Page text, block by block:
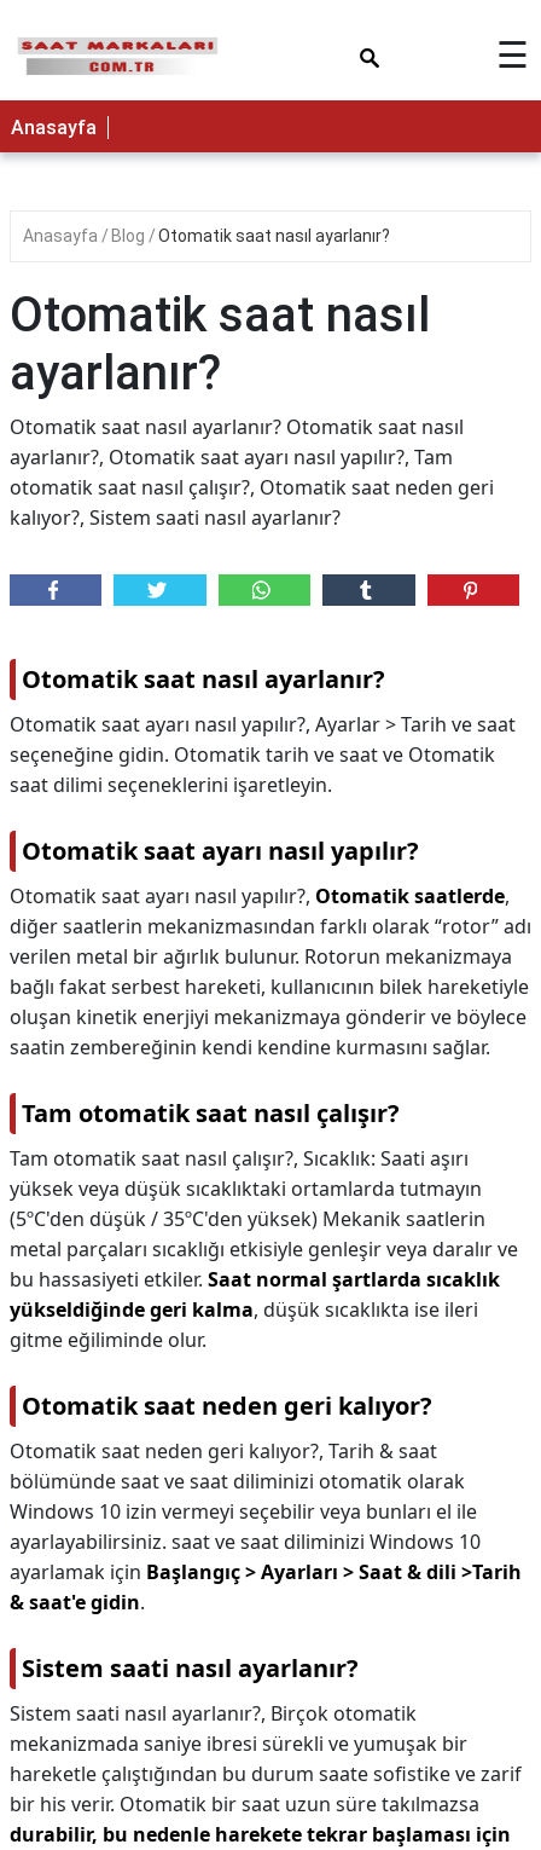
☰
Anasayfa
Anasayfa Blog Otomatik saat nasıl ayarlanır?
Otomatik saat nasıl
ayarlanır?
Otomatik saat nasıl ayarlanır? Otomatik saat nasıl
ayarlanır?, Otomatik saat ayarı nasıl yapılır?, Tam
otomatik saat nasıl çalışır?, Otomatik saat neden geri
kalıyor?, Sistem saati nasıl ayarlanır?
Otomatik saat nasıl ayarlanır?
Otomatik saat ayarı nasıl yapılır?, Ayarlar > Tarih ve saat
seçeneğine gidin. Otomatik tarih ve saat ve Otomatik
saat dilimi seçeneklerini işaretleyin.
Otomatik saat ayarı nasıl yapılır?
Otomatik saat ayarı nasıl yapılır?, Otomatik saatlerde,
diğer saatlerin mekanizmasından farklı olarak “rotor” adı
verilen metal bir ağırlık bulunur. Rotorun mekanizmaya
bağlı fakat serbest hareketi, kullanıcının bilek hareketiyle
oluşan kinetik enerjiyi mekanizmaya gönderir ve böylece
saatin zembereğinin kendi kendine kurmasını sağlar.
Tam otomatik saat nasıl çalışır?
Tam otomatik saat nasıl çalışır?, Sıcaklık: Saati aşırı
yüksek veya düşük sıcaklıktaki ortamlarda tutmayın
(5ºC'den düşük / 35ºC'den yüksek) Mekanik saatlerin
metal parçaları sıcaklığı etkisiyle genleşir veya daralır ve
bu hassasiyeti etkiler. Saat normal şartlarda sıcaklık
yükseldiğinde geri kalma, düşük sıcaklıkta ise ileri
gitme eğiliminde olur.
Otomatik saat neden geri kalıyor?
Otomatik saat neden geri kalıyor?, Tarih & saat
bölümünde saat ve saat diliminizi otomatik olarak
Windows 10 izin vermeyi seçebilir veya bunları el ile
ayarlayabilirsiniz. saat ve saat diliminizi Windows 10
ayarlamak için Başlangıç > Ayarları > Saat & dili >Tarih
& saat'e gidin.
Sistem saati nasıl ayarlanır?
Sistem saati nasıl ayarlanır?, Birçok otomatik
mekanizmada saniye ibresi sürekli ve yumuşak bir
hareketle çalıştığından bu durum saate sofistike ve zarif
bir his verir. Otomatik bir saat uzun süre takılmazsa
durabilir, bu nedenle harekete tekrar başlaması için